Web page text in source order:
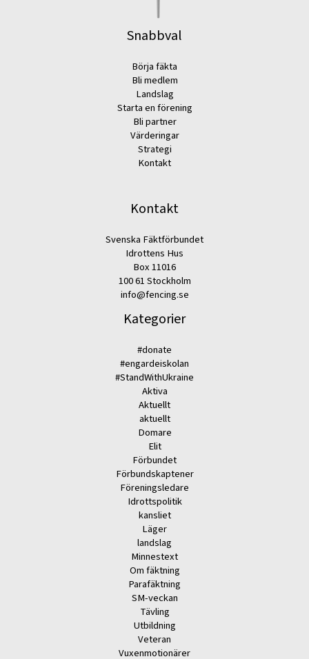
Snabbval
Börja fäkta
Bli medlem
Landslag
Starta en förening
Bli partner
Värderingar
Strategi
Kontakt
Kontakt
Svenska Fäktförbundet
Idrottens Hus
Box 11016
100 61 Stockholm
info@fencing.se
Kategorier
#donate
#engardeiskolan
#StandWithUkraine
Aktiva
Aktuellt
aktuellt
Domare
Elit
Förbundet
Förbundskaptener
Föreningsledare
Idrottspolitik
kansliet
Läger
landslag
Minnestext
Om fäktning
Parafäktning
SM-veckan
Tävling
Utbildning
Veteran
Vuxenmotionärer